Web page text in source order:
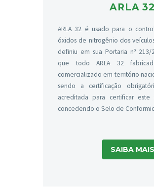
ARLA 32
ARLA 32 é usado para o
óxidos de nitrogênio dos
definiu em sua Portaria nº 213/
que todo ARLA 32
comercializado em território
sendo a certificação
acreditada para certificar
concedendo o Selo de
SAIBA MAIS